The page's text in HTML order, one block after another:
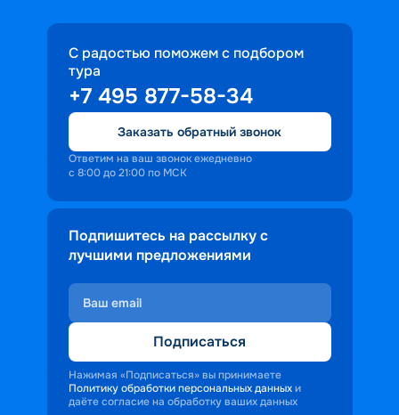
С радостью поможем с подбором
тура
+7 495 877-58-34
Заказать обратный звонок
Ответим на ваш звонок ежедневно
с 8:00 до 21:00 по МСК
Подпишитесь на рассылку с
лучшими предложениями
Подписаться
Нажимая «Подписаться» вы принимаете
Политику обработки персональных данных и
даёте согласие на обработку ваших данных